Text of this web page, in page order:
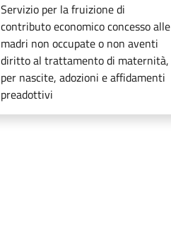
Servizio per la fruizione di
contributo economico concesso alle
madri non occupate o non aventi
diritto al trattamento di maternità,
per nascite, adozioni e affidamenti
preadottivi